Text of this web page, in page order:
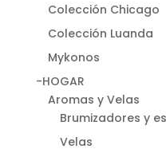
Colección Chicago
Colección Luanda
Mykonos
-HOGAR
Aromas y Velas
Brumizadores y
Velas